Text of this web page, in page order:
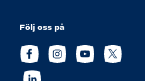
Följ oss på